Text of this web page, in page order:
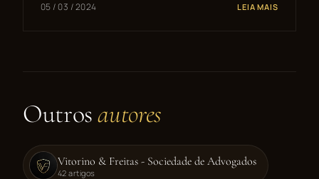
05 / 03 / 2024 LEIA MAIS
Outrosautores
Vitorino & Freitas - Sociedade de Advogados
42 artigos